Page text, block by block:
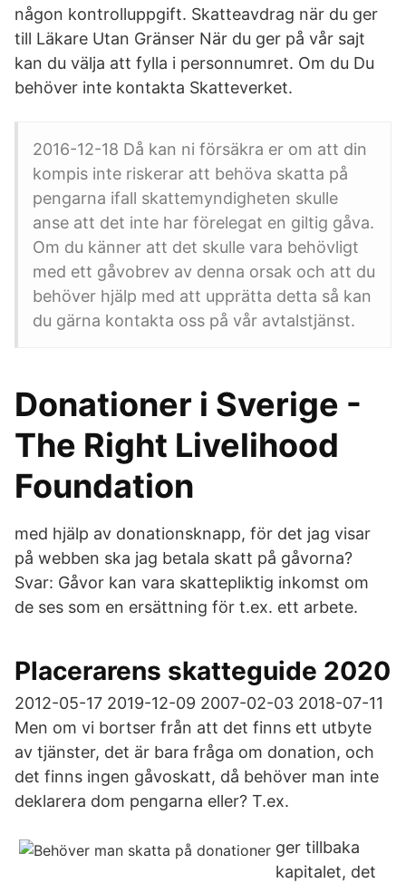
någon kontrolluppgift. Skatteavdrag när du ger
till Läkare Utan Gränser När du ger på vår sajt
kan du välja att fylla i personnumret. Om du Du
behöver inte kontakta Skatteverket.
2016-12-18 Då kan ni försäkra er om att din
kompis inte riskerar att behöva skatta på
pengarna ifall skattemyndigheten skulle
anse att det inte har förelegat en giltig gåva.
Om du känner att det skulle vara behövligt
med ett gåvobrev av denna orsak och att du
behöver hjälp med att upprätta detta så kan
du gärna kontakta oss på vår avtalstjänst.
Donationer i Sverige -
The Right Livelihood
Foundation
med hjälp av donationsknapp, för det jag visar
på webben ska jag betala skatt på gåvorna?
Svar: Gåvor kan vara skattepliktig inkomst om
de ses som en ersättning för t.ex. ett arbete.
Placerarens skatteguide 2020
2012-05-17 2019-12-09 2007-02-03 2018-07-11
Men om vi bortser från att det finns ett utbyte
av tjänster, det är bara fråga om donation, och
det finns ingen gåvoskatt, då behöver man inte
deklarera dom pengarna eller? T.ex.
ger tillbaka
kapitalet, det